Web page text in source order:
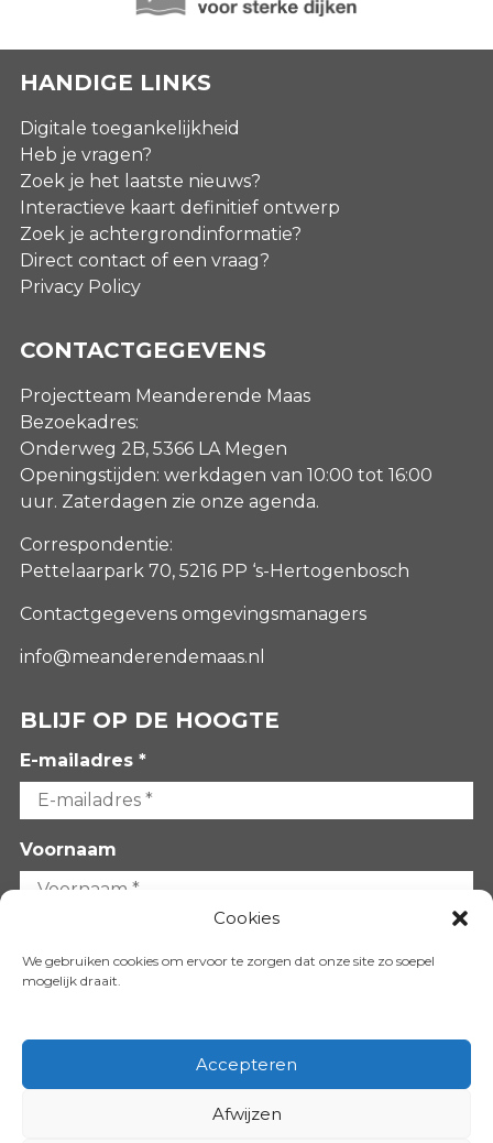
Cookies
We gebruiken cookies om ervoor te zorgen dat onze site zo soepel
mogelijk draait.
Accepteren
Afwijzen
HANDIGE LINKS
Digitale toegankelijkheid
Heb je vragen?
Zoek je het laatste nieuws?
Interactieve kaart definitief ontwerp
Zoek je achtergrondinformatie?
Direct contact of een vraag?
Privacy Policy
CONTACTGEGEVENS
Projectteam Meanderende Maas
Bezoekadres:
Onderweg 2B, 5366 LA Megen
Openingstijden: werkdagen van 10:00 tot 16:00
uur. Zaterdagen zie onze agenda.
Correspondentie:
Pettelaarpark 70, 5216 PP ‘s-Hertogenbosch
Contactgegevens omgevingsmanagers
info@meanderendemaas.nl
BLIJF OP DE HOOGTE
E-mailadres *
Voornaam
VOLG ONS OP: